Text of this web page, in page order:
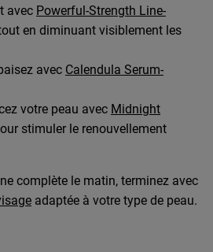
avec Powerful-Strength Line-
en diminuant visiblement les
avec Calendula Serum-
votre peau avec Midnight
stimuler le renouvellement
complète le matin, terminez avec
adaptée à votre type de peau.